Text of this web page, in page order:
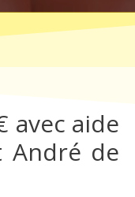
avec aide
André de